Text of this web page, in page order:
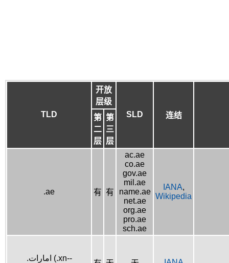
TLD
开放
层级
SLD
连结
第
二
层
第
三
层
.ae 有 有
ac.ae
co.ae
gov.ae
mil.ae
name.ae
net.ae
org.ae
pro.ae
sch.ae
IANA,
Wikipedia
.امارات (.xn--